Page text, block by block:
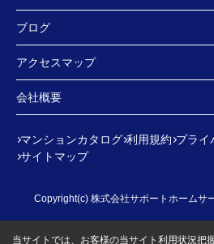
ブログ
アクセスマップ
会社概要
マンションカタログ 利用規約 プライ
サイトマップ
Copyright(c) 株式会社サポートホームサ
当サイトでは、お客様の当サイト利用状況把